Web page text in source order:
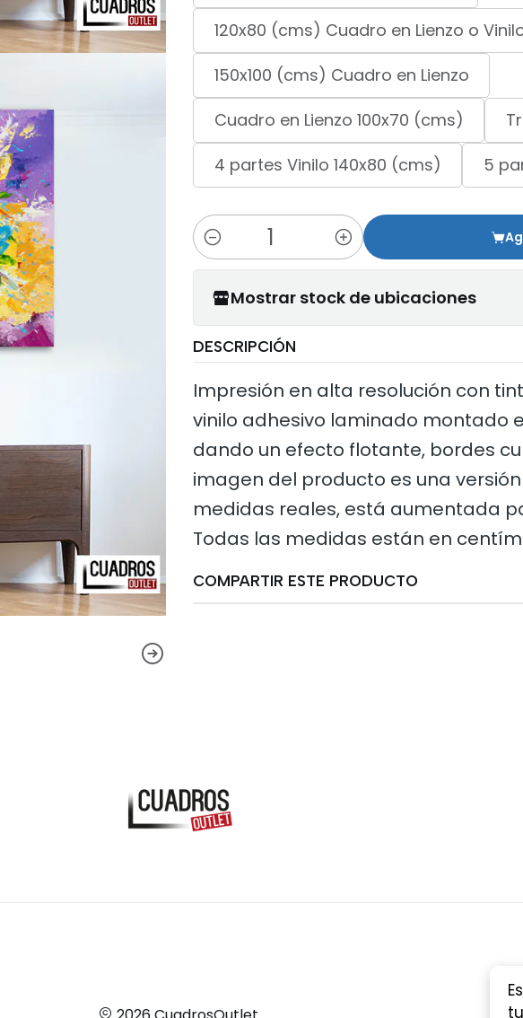
120x80 (cms) Cuadro en Lienzo o
150x100 (cms) Cuadro en Lienzo
Cuadro en Lienzo 100x70 (cms)
4 partes Vinilo 140x80 (cms)
5
Cantidad
Mostrar stock de ubicaciones
DESCRIPCIÓN
Impresión en alta resolución con
vinilo adhesivo laminado montado
dando un efecto flotante, bordes
imagen del producto es una
medidas reales, está aumentada
Todas las medidas están en
COMPARTIR ESTE PRODUCTO